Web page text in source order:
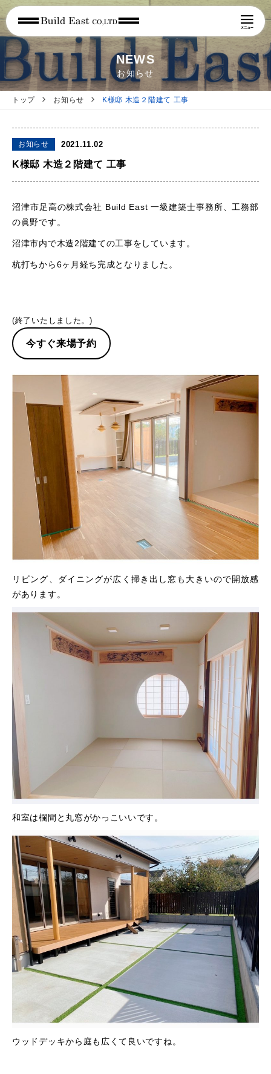
NEWS
お知らせ
トップ お知らせ K様邸 木造２階建て 工事
お知らせ 2021.11.02
K様邸 木造２階建て 工事
沼津市足高の株式会社 Build East 一級建築士事務所、工務部
の眞野です。
沼津市内で木造2階建ての工事をしています。
杭打ちから6ヶ月経ち完成となりました。
(終了いたしました。)
今すぐ来場予約
リビング、ダイニングが広く掃き出し窓も大きいので開放感
があります。
和室は欄間と丸窓がかっこいいです。
ウッドデッキから庭も広くて良いですね。